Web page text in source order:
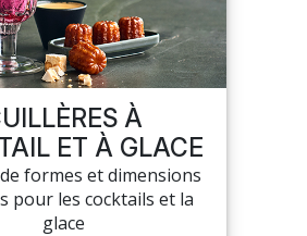
À
ET À GLACE
formes et dimensions
pour les cocktails et la
glace